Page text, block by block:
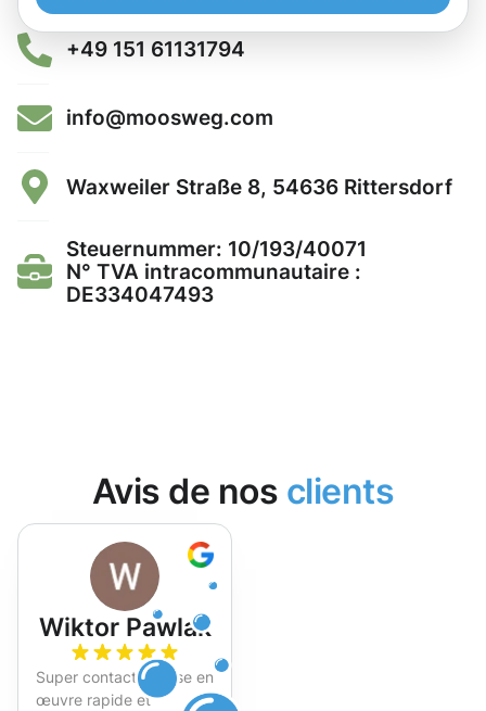
+49 151 61131794
info@moosweg.com
Waxweiler Straße 8, 54636 Rittersdorf
Steuernummer: 10/193/40071
N° TVA intracommunautaire :
DE334047493
Avis de nos clients
Wiktor Pawlak
Super contact et mise en
œuvre rapide et